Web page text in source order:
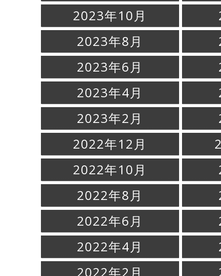
2023年10月
2023年8月
2023年6月
2023年4月
2023年2月
2022年12月
2022年10月
2022年8月
2022年6月
2022年4月
2022年2月